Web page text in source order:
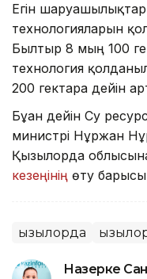
Егін
технологияларын
Былтыр 8 мың 100
технология
200 гектарға дейін
Бұған дейін Су
министрі Нұржан
Қызылорда
кезеңінің өту
Қызылорда
Назерке